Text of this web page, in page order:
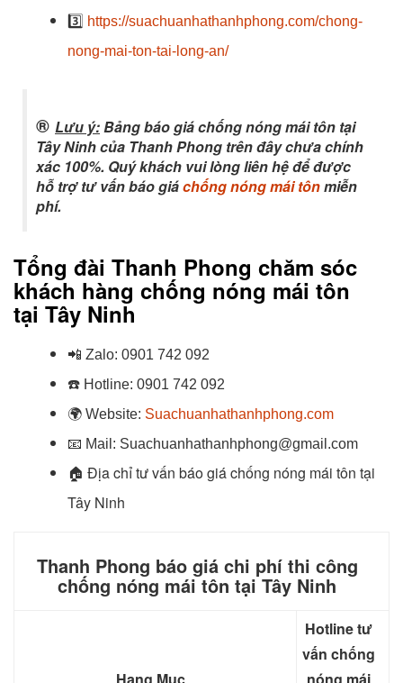
3️⃣ https://suachuanhathanhphong.com/chong-
nong-mai-ton-tai-long-an/
® Lưu ý:Bảng báo giá chống nóng mái tôn tại
Tây Ninh của Thanh Phong trên đây chưa chính
xác 100%. Quý khách vui lòng liên hệ để được
hỗ trợ tư vấn báo giáchống nóng mái tônmiễn
phí.
Tổng đài Thanh Phong chăm sóc
khách hàng chống nóng mái tôn
tại Tây Ninh
📲 Zalo: 0901 742 092
☎️ Hotline: 0901 742 092
🌍 Website: Suachuanhathanhphong.com
📧 Mail: Suachuanhathanhphong@gmail.com
🏠 Địa chỉ tư vấn báo giá chống nóng mái tôn tại
Tây Ninh
Thanh Phong báo giá chi phí thi công
chống nóng mái tôn tại Tây Ninh
Hotline tư
vấn chống